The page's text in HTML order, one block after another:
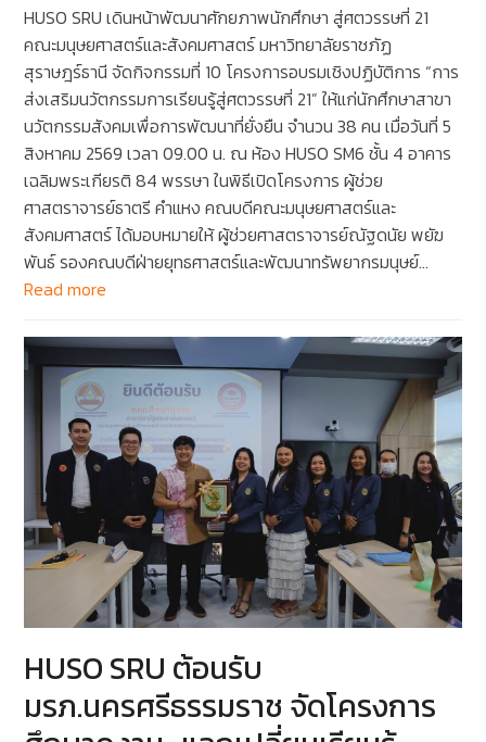
HUSO SRU เดินหน้าพัฒนาศักยภาพนักศึกษา สู่ศตวรรษที่ 21
คณะมนุษยศาสตร์และสังคมศาสตร์ มหาวิทยาลัยราชภัฏ
สุราษฎร์ธานี จัดกิจกรรมที่ 10 โครงการอบรมเชิงปฏิบัติการ “การ
ส่งเสริมนวัตกรรมการเรียนรู้สู่ศตวรรษที่ 21” ให้แก่นักศึกษาสาขา
นวัตกรรมสังคมเพื่อการพัฒนาที่ยั่งยืน จำนวน 38 คน เมื่อวันที่ 5
สิงหาคม 2569 เวลา 09.00 น. ณ ห้อง HUSO SM6 ชั้น 4 อาคาร
เฉลิมพระเกียรติ 84 พรรษา ในพิธีเปิดโครงการ ผู้ช่วย
ศาสตราจารย์ธาตรี คำแหง คณบดีคณะมนุษยศาสตร์และ
สังคมศาสตร์ ได้มอบหมายให้ ผู้ช่วยศาสตราจารย์ณัฐดนัย พยัฆ
พันธ์ รองคณบดีฝ่ายยุทธศาสตร์และพัฒนาทรัพยากรมนุษย์…
Read more
HUSO SRU ต้อนรับ
มรภ.นครศรีธรรมราช จัดโครงการ